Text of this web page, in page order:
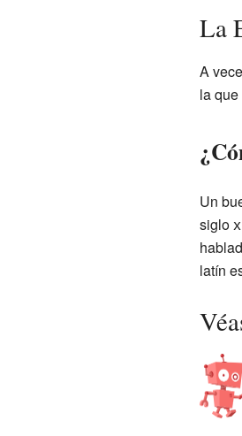
La
A
la
Un
siglox
latín